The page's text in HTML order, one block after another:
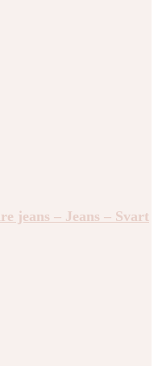
jeans – Jeans – Svart